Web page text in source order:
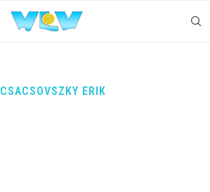
CSACSOVSZKY ERIK